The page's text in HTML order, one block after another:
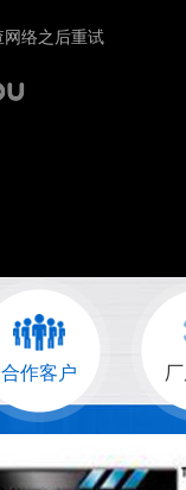
合作客户